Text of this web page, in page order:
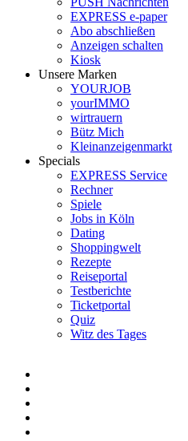
EXPRESS e-paper
Abo abschließen
Anzeigen schalten
Kiosk
Unsere Marken
YOURJOB
yourIMMO
wirtrauern
Bütz Mich
Kleinanzeigenmarkt
Specials
EXPRESS Service
Rechner
Spiele
Jobs in Köln
Dating
Shoppingwelt
Rezepte
Reiseportal
Testberichte
Ticketportal
Quiz
Witz des Tages